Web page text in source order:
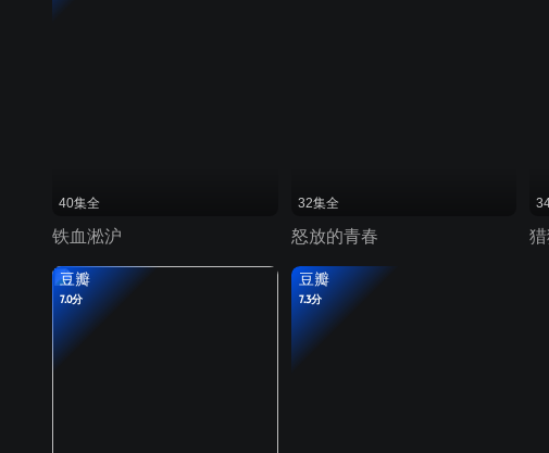
40集全
铁血淞沪
32集全
怒放的青春 猎
豆瓣
7.0分
豆瓣
7.3分